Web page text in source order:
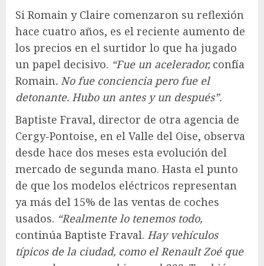
Si Romain y Claire comenzaron su reflexión
hace cuatro años, es el reciente aumento de
los precios en el surtidor lo que ha jugado
un papel decisivo. “Fue un acelerador, confía
Romain. No fue conciencia pero fue el
detonante. Hubo un antes y un después”.
Baptiste Fraval, director de otra agencia de
Cergy-Pontoise, en el Valle del Oise, observa
desde hace dos meses esta evolución del
mercado de segunda mano. Hasta el punto
de que los modelos eléctricos representan
ya más del 15% de las ventas de coches
usados. “Realmente lo tenemos todo,
continúa Baptiste Fraval. Hay vehículos
típicos de la ciudad, como el Renault Zoé que